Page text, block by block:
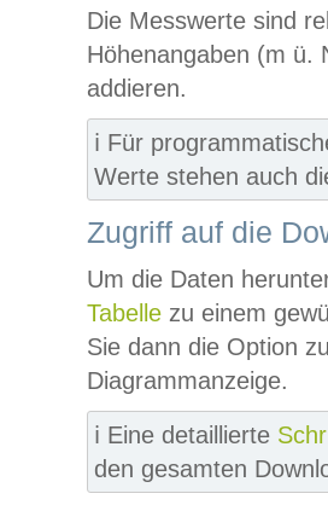
Die Messwerte sind
Höhenangaben (m ü.
addieren.
ℹ️ Für
Werte stehen auch
Zugriff auf die
Um die Daten
Tabelle zu einem
Sie dann die Option
Diagrammanzeige.
ℹ️ Eine detaillierte
den gesamten